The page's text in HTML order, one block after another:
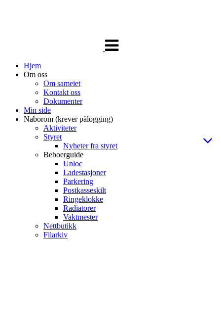
navigasjon
Hjem
Om oss
Om sameiet
Kontakt oss
Dokumenter
Min side
Naborom (krever pålogging)
Aktiviteter
Styret
Nyheter fra styret
Beboerguide
Unloc
Ladestasjoner
Parkering
Postkasseskilt
Ringeklokke
Radiatorer
Vaktmester
Nettbutikk
Filarkiv